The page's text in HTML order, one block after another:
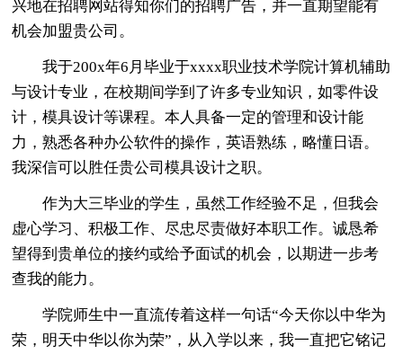
兴地在招聘网站得知你们的招聘广告，并一直期望能有
机会加盟贵公司。
我于200x年6月毕业于xxxx职业技术学院计算机辅助
与设计专业，在校期间学到了许多专业知识，如零件设
计，模具设计等课程。本人具备一定的管理和设计能
力，熟悉各种办公软件的操作，英语熟练，略懂日语。
我深信可以胜任贵公司模具设计之职。
作为大三毕业的学生，虽然工作经验不足，但我会
虚心学习、积极工作、尽忠尽责做好本职工作。诚恳希
望得到贵单位的接约或给予面试的机会，以期进一步考
查我的能力。
学院师生中一直流传着这样一句话“今天你以中华为
荣，明天中华以你为荣”，从入学以来，我一直把它铭记